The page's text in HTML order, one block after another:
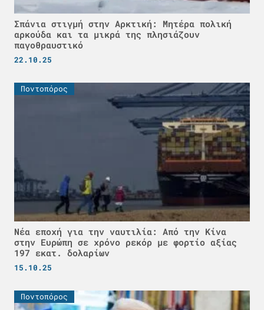
Σπάνια στιγμή στην Αρκτική: Μητέρα πολική
αρκούδα και τα μικρά της πλησιάζουν
παγοθραυστικό
22.10.25
Ποντοπόρος
Νέα εποχή για την ναυτιλία: Από την Κίνα
στην Ευρώπη σε χρόνο ρεκόρ με φορτίο αξίας
197 εκατ. δολαρίων
15.10.25
Ποντοπόρος